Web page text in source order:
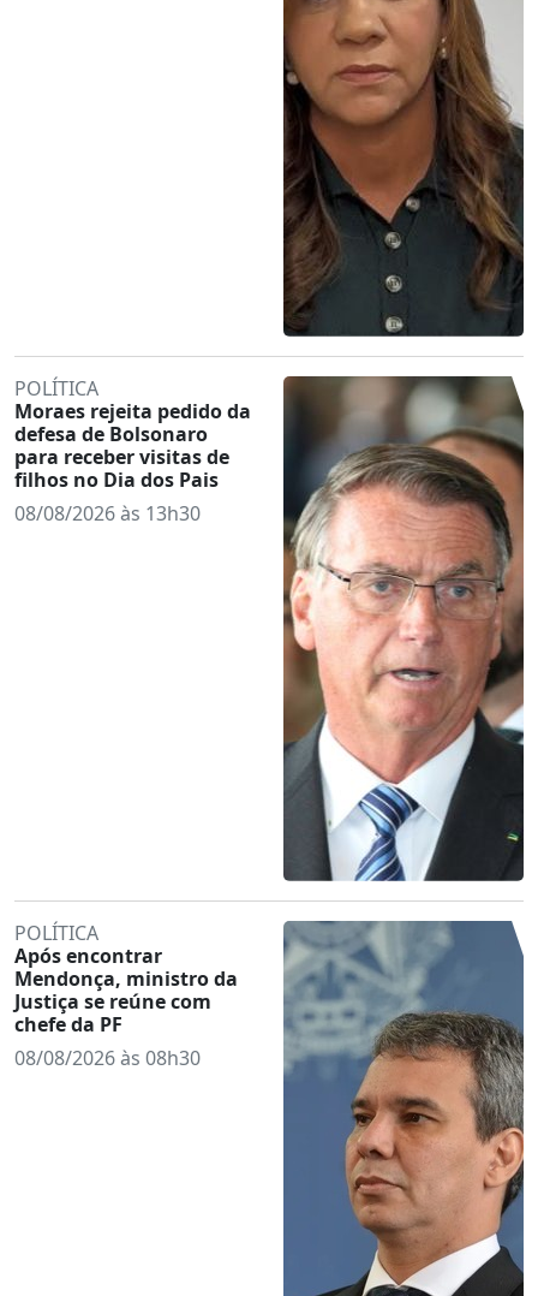
POLÍTICA
Moraes rejeita pedido da
defesa de Bolsonaro
para receber visitas de
filhos no Dia dos Pais
08/08/2026 às 13h30
POLÍTICA
Após encontrar
Mendonça, ministro da
Justiça se reúne com
chefe da PF
08/08/2026 às 08h30